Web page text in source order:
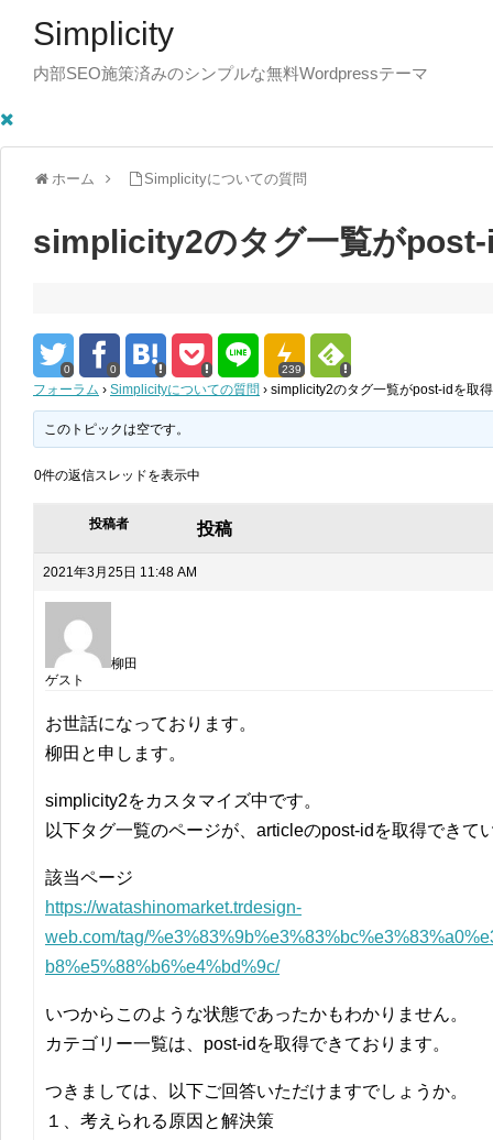
Simplicity
内部SEO施策済みのシンプルな無料Wordpressテーマ
ホーム Simplicityについての質問
simplicity2のタグ一覧が
0 0 239
フォーラム › Simplicityについての質問 › simplicity2のタグ一覧がpost-idを取
このトピックは空です。
0件の返信スレッドを表示中
投稿者 投稿
2021年3月25日 11:48 AM
柳田
ゲスト
お世話になっております。
柳田と申します。
simplicity2をカスタマイズ中です。
以下タグ一覧のページが、articleのpost-idを取得できて
該当ページ
https://watashinomarket.trdesign-
web.com/tag/
b8%e5%88%b6%e4%bd%9c/
いつからこのような状態であったかもわかりません。
カテゴリー一覧は、post-idを取得できております。
つきましては、以下ご回答いただけますでしょうか。
１、考えられる原因と解決策